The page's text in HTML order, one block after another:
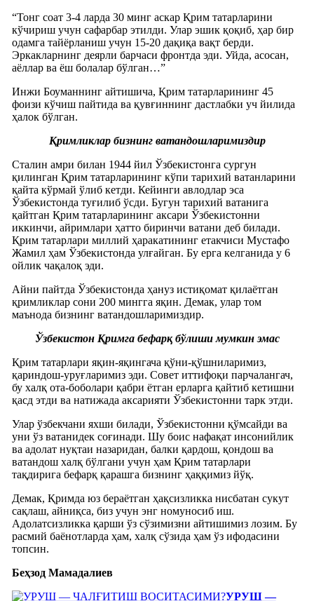
“Тонг соат 3-4 ларда 30 минг аскар Қрим татарларини
кўчириш учун сафарбар этилди. Улар эшик қоқиб, ҳар бир
одамга тайёрланиш учун 15-20 дақиқа вақт берди.
Эркакларнинг деярли барчаси фронтда эди. Уйда, асосан,
аёллар ва ёш болалар бўлган…”
Инжи Боуманнинг айтишича, Қрим татарларининг 45
фоизи кўчиш пайтида ва қувғиннинг дастлабки уч йилида
ҳалок бўлган.
Қримликлар бизнинг ватандошларимиздир
Сталин амри билан 1944 йил Ўзбекистонга сургун
қилинган Қрим татарларининг кўпи тарихий ватанларини
қайта кўрмай ўлиб кетди. Кейинги авлодлар эса
Ўзбекистонда туғилиб ўсди. Бугун тарихий ватанига
қайтган Қрим татарларининг аксари Ўзбекистонни
иккинчи, айримлари ҳатто биринчи ватани деб билади.
Қрим татарлари миллий ҳаракатининг етакчиси Мустафо
Жамил ҳам Ўзбекистонда улғайган. Бу ерга келганида у 6
ойлик чақалоқ эди.
Айни пайтда Ўзбекистонда ҳануз истиқомат қилаётган
қримликлар сони 200 мингга яқин. Демак, улар том
маънода бизнинг ватандошларимиздир.
Ўзбекистон Қримга бефарқ бўлиши мумкин эмас
Қрим татарлари яқин-яқингача қўни-қўшниларимиз,
қариндош-уруғларимиз эди. Совет иттифоқи парчалангач,
бу халқ ота-боболари қабри ётган ерларга қайтиб кетишни
қасд этди ва натижада аксарияти Ўзбекистонни тарк этди.
Улар ўзбекчани яхши билади, Ўзбекистонни қўмсайди ва
уни ўз ватанидек соғинади. Шу боис нафақат инсонийлик
ва адолат нуқтаи назаридан, балки қардош, қондош ва
ватандош халқ бўлгани учун ҳам Қрим татарлари
тақдирига бефарқ қарашга бизнинг ҳаққимиз йўқ.
Демак, Қримда юз бераётган ҳақсизликка нисбатан сукут
сақлаш, айниқса, биз учун энг номуносиб иш.
Адолатсизликка қарши ўз сўзимизни айтишимиз лозим. Бу
расмий баёнотларда ҳам, халқ сўзида ҳам ўз ифодасини
топсин.
Беҳзод Мамадалиев
УРУШ —